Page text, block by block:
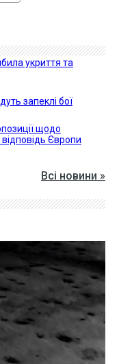
укриття та
запеклі бої
щодо
Європи
Всі новини »